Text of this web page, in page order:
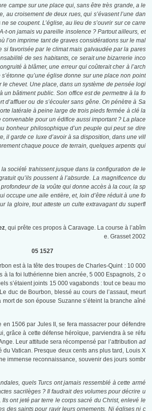
campe sur une place qui, sans être très grande, a le
au croisement de deux rues, qui s’évasent l’une dan
ne se coupent. L’église, au lieu de s’ouvrir sur ce carre
t-on jamais vu pareille insolence ? Partout ailleurs, et
l’on imprime tant de graves considérations sur le mal
si favorisée par le climat mais galvaudée par la pares
de ses habitants, ce serait une bizarrerie inco
à blâmer, une erreur qui coûterait cher à l’arch
qu’une église donne sur une place non point
le chevet. Une place, dans un système de pensée logi
un bâtiment public. Son office est de permettre à la fo
d’affluer ou de s’écouler sans gêne. On pénètre à Sa
latérale à peine large de trois pieds fermée à clé la
convenable pour un édifice aussi important ? La place
bonheur philosophique d’un peuple qui peut se dire
il garde ce luxe d’avoir à sa disposition, dans une vill
chaque pouce de terrain, quelques arpents qui
société trahissent jusque dans la configuration de le
qu’ils poussent à l’absurde. La magnificence du
de la voûte qui donne accès à la cour, la sp
occupe une aile entière, et, loin d’être réduit à une fo
la gloire, tout atteste un culte extravagant du superfl
, qui prête ces propos à Caravage. La course à l’abîm
e. Grasset 2002
05 1527
est à la tête des troupes de Charles-Quint : 10 000
à la foi luthérienne bien ancrée, 5 000 Espagnols, 2 o
s’étaient joints 15 000 vagabonds : tout ce beau mo
duc de Bourbon, blessé au cours de l’assaut, meurt
mort de son épouse Suzanne s’éteint la branche aîné
en 1506 par Jules II, se fera massacrer pour défendre
grâce à cette défense héroïque, parviendra à se réfu
Leur attitude sera récompensé par l’attribution ad
du Vatican. Presque deux cents ans plus tard, Louis X
immense reconnaissance, souvenir des jours sombr
quels Turcs ont jamais ressemblé à cette armé
sacrilèges ? Il faudrait des volumes pour décrire u
ont jeté par terre le corps sacré du Christ, enlevé le
des saints pour ravir leurs ornements. Ni églises ni c